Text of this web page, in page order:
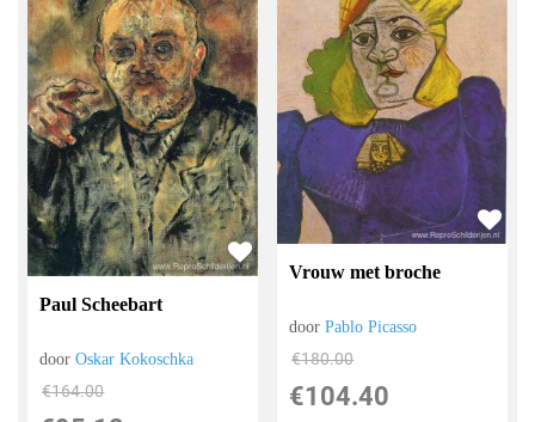
Paul Scheebart
doorOskar Kokoschka
€164.00
Vrouw met broche
doorPablo Picasso
€180.00
€104.40